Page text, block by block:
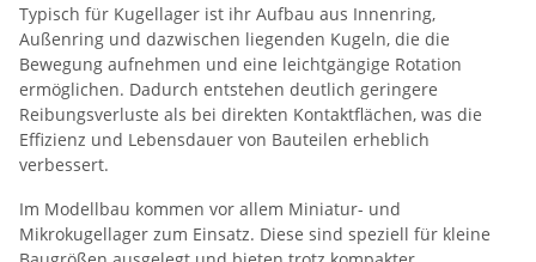
Typisch für Kugellager ist ihr Aufbau aus Innenring,
Außenring und dazwischen liegenden Kugeln, die die
Bewegung aufnehmen und eine leichtgängige Rotation
ermöglichen. Dadurch entstehen deutlich geringere
Reibungsverluste als bei direkten Kontaktflächen, was die
Effizienz und Lebensdauer von Bauteilen erheblich
verbessert.
Im Modellbau kommen vor allem Miniatur- und
Mikrokugellager zum Einsatz. Diese sind speziell für kleine